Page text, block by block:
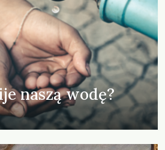
naszą wodę?